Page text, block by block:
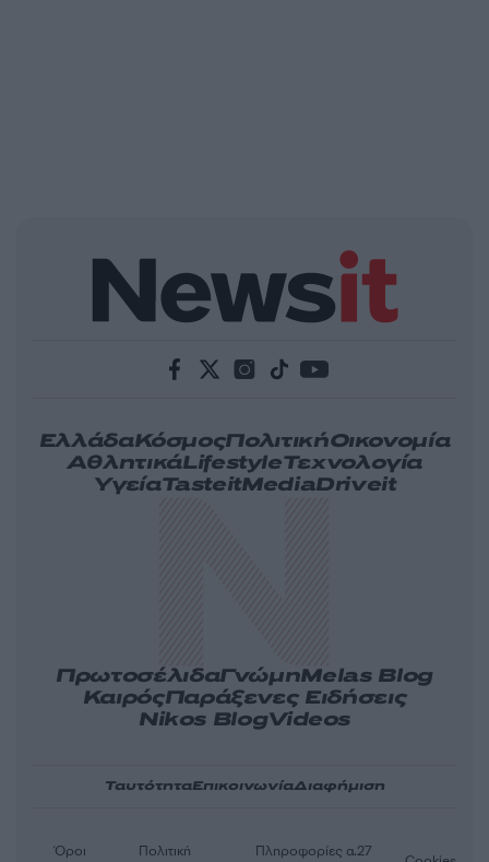
ΕλλάδαΚόσμοςΠολιτικήΟικονομία
ΑθλητικάLifestyleΤεχνολογία
ΥγείαTasteitMediaDriveit
ΠρωτοσέλιδαΓνώμηMelas Blog
ΚαιρόςΠαράξενες Ειδήσεις
Nikos BlogVideos
ΤαυτότηταΕπικοινωνίαΔιαφήμιση
Όροι Πολιτική Πληροφορίες α.27